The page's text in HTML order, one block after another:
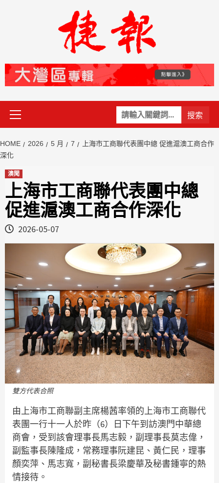
關
鍵
Primary
Menu
HOME 2026 5 月 7
上海市工商聯代表團中總 促進滬澳工商合作
深化
澳聞
上海市工商聯代表團中總
促進滬澳工商合作深化
2026-05-07
雙方代表合照
由上海市工商聯副主席楊茜率領的上海市工商聯代
表團一行十一人於昨（6）日下午到訪澳門中華總
商會，受到該會理事長馬志毅，副理事長莫志偉，
副監事長陳隆成，常務理事阮建昆、黃仁民，理事
顏奕萍、馬志寬，副秘書長梁慶華及秘書鍾寧的熱
情接待。